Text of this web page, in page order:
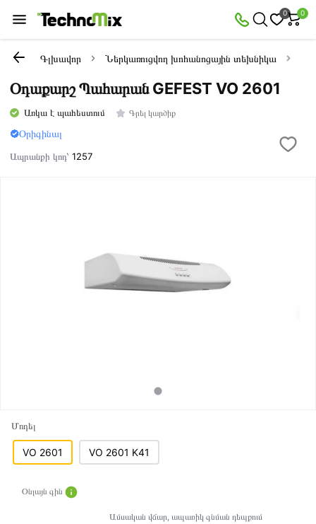
0 0
Գլխավոր Ներկառուցվող խոհանոցային տեխնիկա
Օդաքարշ Պահարան GEFEST VO 2601
Առկա է պահեստում Գրել կարծիք
Օրիգինալ
Ապրանքի կոդ՝1257
Մոդել
VO 2601 VO 2601 K41
Օնլայն գին
Ամսական վճար, ապառիկ գնման դեպքում